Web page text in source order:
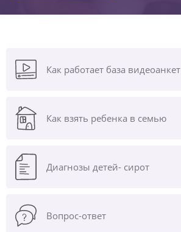
Как работает база видеоанкет
Как взять ребенка в семью
Диагнозы детей- сирот
Вопрос-ответ